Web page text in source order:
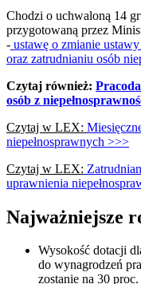
Chodzi o uchwaloną 14
przygotowaną przez
- ustawę o zmianie
oraz zatrudnianiu osób
Czytaj również:
osób z
Czytaj w LEX:
niepełnosprawnych >>>
Czytaj w LEX:
uprawnienia
Najważniejsze
Wysokość dotacji
do wynagrodzeń
zostanie na 30